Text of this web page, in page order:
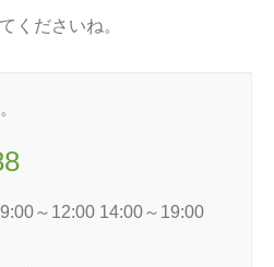
くださいね。
～12:00 14:00～19:00